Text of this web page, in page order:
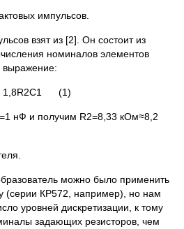
импульсов.
взят из [2]. Он состоит из
номиналов элементов
выражение:
1,8R2С1 (1)
нФ и получим R2=8,33 кОм≈8,2
можно было применить
(серии КР572, например), но нам
уровней дискретизации, к тому
задающих резисторов, чем